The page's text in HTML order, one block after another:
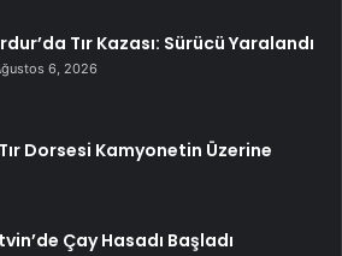
Tır Kazası: Sürücü Yaralandı
6, 2026
Dorsesi Kamyonetin Üzerine
Çay Hasadı Başladı